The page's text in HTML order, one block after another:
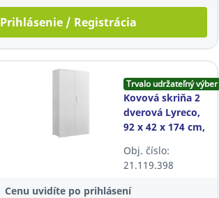
Prihlásenie / Registrácia
Trvalo udržateľný výber
Kovová skriňa 2
dverová Lyreco,
92 x 42 x 174 cm,
Obj. číslo:
21.119.398
Cenu uvidíte po prihlásení